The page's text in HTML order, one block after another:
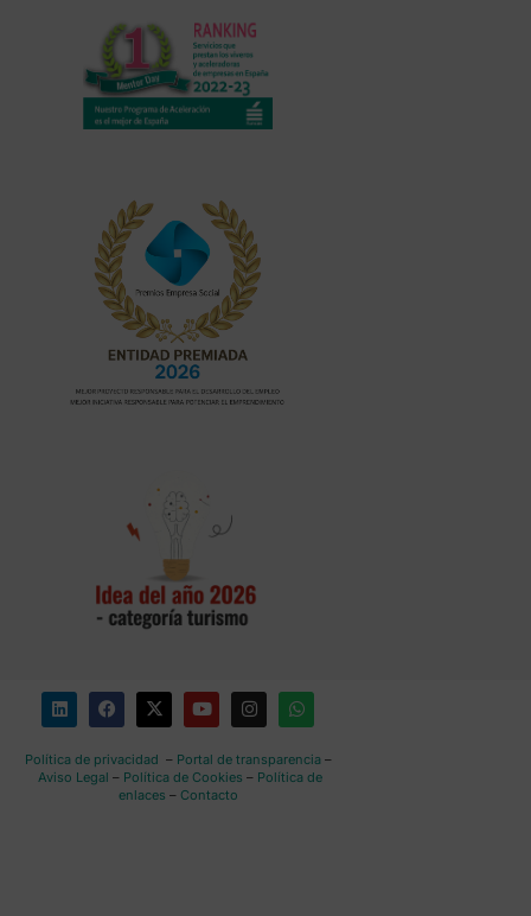
Política de privacidad – Portal de transparencia–
Aviso Legal – Política de Cookies – Política de
enlaces – Contacto